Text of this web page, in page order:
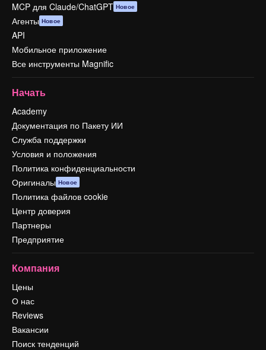
MCP для Claude/ChatGPT Новое
Агенты Новое
API
Мобильное приложение
Все инструменты Magnific
Начать
Academy
Документация по Пакету ИИ
Служба поддержки
Условия и положения
Политика конфиденциальности
Оригиналы Новое
Политика файлов cookie
Центр доверия
Партнеры
Предприятие
Компания
Цены
О нас
Reviews
Вакансии
Поиск тенденций